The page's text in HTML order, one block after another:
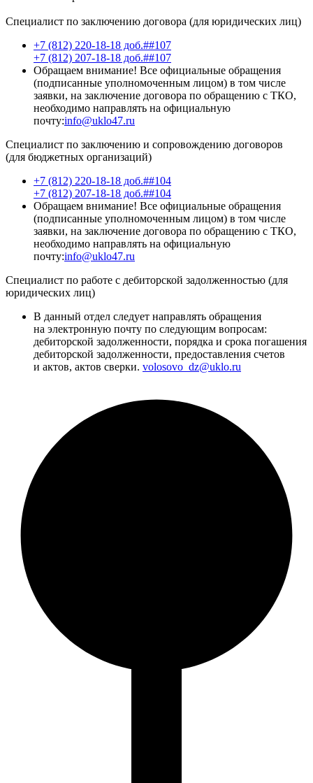
Специалист по заключению договора (для юридических лиц)
+7 (812) 220-18-18 доб.##107
+7 (812) 207-18-18 доб.##107
Обращаем внимание! Все официальные обращения
(подписанные уполномоченным лицом) в том числе
заявки, на заключение договора по обращению с ТКО,
необходимо направлять на официальную
почту:info@uklo47.ru
Специалист по заключению и сопровождению договоров
(для бюджетных организаций)
+7 (812) 220-18-18 доб.##104
+7 (812) 207-18-18 доб.##104
Обращаем внимание! Все официальные обращения
(подписанные уполномоченным лицом) в том числе
заявки, на заключение договора по обращению с ТКО,
необходимо направлять на официальную
почту:info@uklo47.ru
Специалист по работе с дебиторской задолженностью (для
юридических лиц)
В данный отдел следует направлять обращения
на электронную почту по следующим вопросам:
дебиторской задолженности, порядка и срока погашения
дебиторской задолженности, предоставления счетов
и актов, актов сверки. volosovo_dz@uklo.ru